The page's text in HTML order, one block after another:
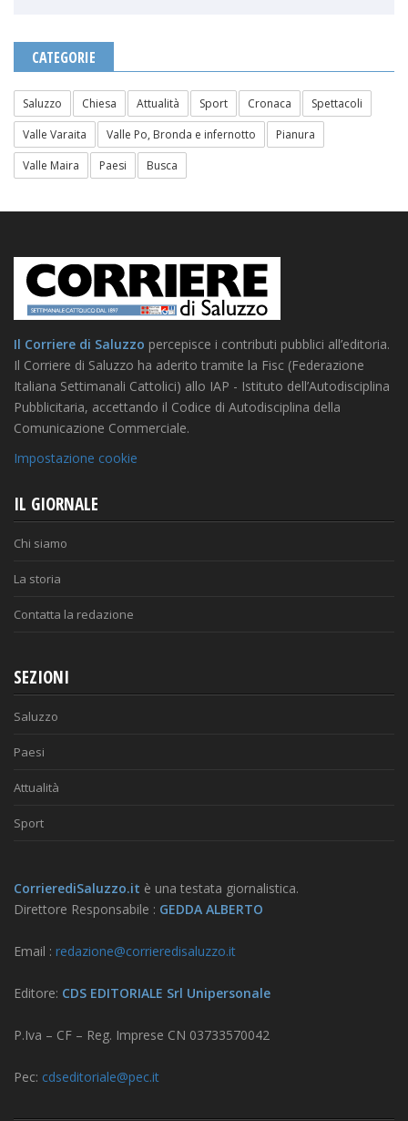
CATEGORIE
Saluzzo Chiesa Attualità Sport Cronaca
Spettacoli
Valle Varaita
Valle Po, Bronda e infernotto
Pianura
Valle Maira
Paesi Busca
Il Corriere di Saluzzo percepisce i contributi pubblici all’editoria.
Il Corriere di Saluzzo ha aderito tramite la Fisc (Federazione
Italiana Settimanali Cattolici) allo IAP - Istituto dell’Autodisciplina
Pubblicitaria, accettando il Codice di Autodisciplina della
Comunicazione Commerciale.
Impostazione cookie
IL GIORNALE
Chi siamo
La storia
Contatta la redazione
SEZIONI
Saluzzo
Paesi
Attualità
Sport
CorrierediSaluzzo.it è una testata giornalistica.
Direttore Responsabile : GEDDA ALBERTO
Email : redazione@corrieredisaluzzo.it
Editore: CDS EDITORIALE Srl Unipersonale
P.Iva – CF – Reg. Imprese CN 03733570042
Pec: cdseditoriale@pec.it